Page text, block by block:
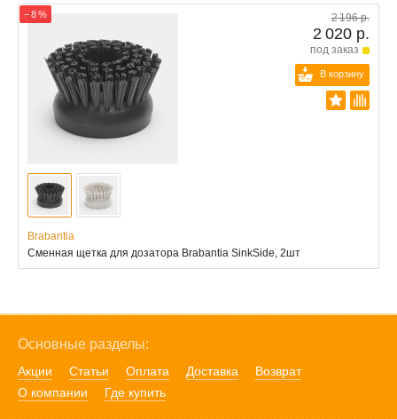
− 8 % 2 196 р.
2 020 р.
под заказ
В корзину
Brabantia
Сменная щетка для дозатора Brabantia SinkSide, 2шт
Основные разделы:
Акции Статьи Оплата Доставка
Возврат
О компании
Где купить